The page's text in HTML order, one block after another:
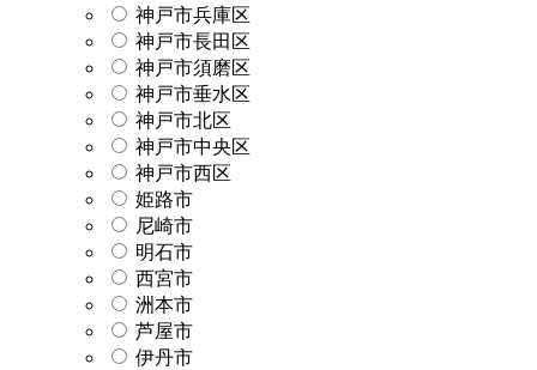
神戸市兵庫区
神戸市長田区
神戸市須磨区
神戸市垂水区
神戸市北区
神戸市中央区
神戸市西区
姫路市
尼崎市
明石市
西宮市
洲本市
芦屋市
伊丹市